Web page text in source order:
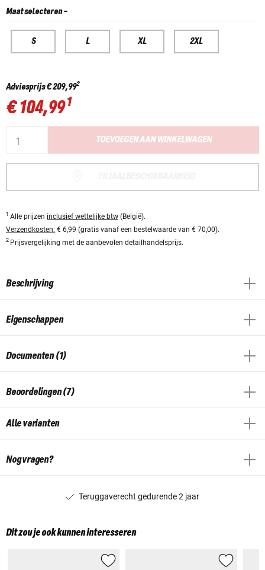
Maat selecteren-
S L XL 2XL
Adviesprijs€ 209,992
€ 104,991
TOEVOEGEN AAN WINKELWAGEN
1 Alle prijzen inclusief wettelijke btw (België).
Verzendkosten: € 6,99 (gratis vanaf een bestelwaarde van € 70,00).
2 Prijsvergelijking met de aanbevolen detailhandelsprijs.
Beschrijving
Eigenschappen
Documenten (1)
Beoordelingen (7)
Alle varianten
Nog vragen?
Teruggaverecht gedurende 2 jaar
Dit zou je ook kunnen interesseren